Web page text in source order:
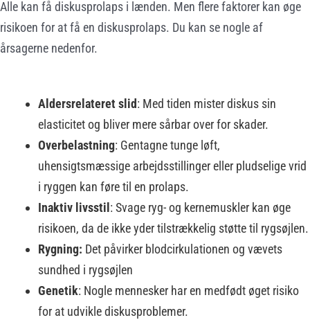
Alle kan få diskusprolaps i lænden. Men flere faktorer kan øge
risikoen for at få en diskusprolaps. Du kan se nogle af
årsagerne nedenfor.
Aldersrelateret slid: Med tiden mister diskus sin
elasticitet og bliver mere sårbar over for skader.
Overbelastning: Gentagne tunge løft,
uhensigtsmæssige arbejdsstillinger eller pludselige vrid
i ryggen kan føre til en prolaps.
Inaktiv livsstil: Svage ryg- og kernemuskler kan øge
risikoen, da de ikke yder tilstrækkelig støtte til rygsøjlen.
Rygning: Det påvirker blodcirkulationen og vævets
sundhed i rygsøjlen
Genetik: Nogle mennesker har en medfødt øget risiko
for at udvikle diskusproblemer.